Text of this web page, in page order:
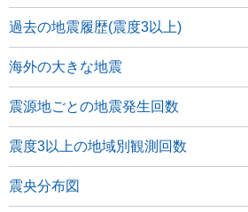
過去の地震履歴(震度3以上)
海外の大きな地震
震源地ごとの地震発生回数
震度3以上の地域別観測回数
震央分布図